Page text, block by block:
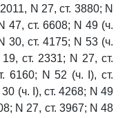
N 27, ст. 3880; N
47, ст. 6608; N 49 (ч.
30, ст. 4175; N 53 (ч.
ст. 2331; N 27, ст.
6160; N 52 (ч. I), ст.
(ч. I), ст. 4268; N 49
N 27, ст. 3967; N 48